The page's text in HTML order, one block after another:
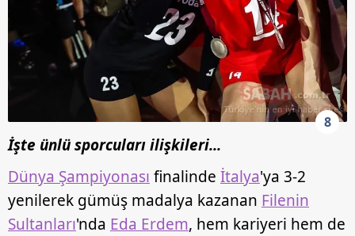
8
İşte ünlü sporcuları ilişkileri...
Dünya Şampiyonası finalinde İtalya'ya 3-2
yenilerek gümüş madalya kazanan Filenin
Sultanları'nda Eda Erdem, hem kariyeri hem de